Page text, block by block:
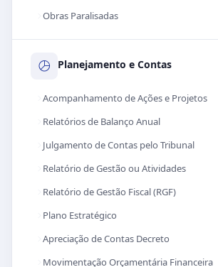
Obras Paralisadas
Planejamento e Contas
Acompanhamento de Ações e Projetos
Relatórios de Balanço Anual
Julgamento de Contas pelo Tribunal
Relatório de Gestão ou Atividades
Relatório de Gestão Fiscal (RGF)
Plano Estratégico
Apreciação de Contas Decreto
Movimentação Orçamentária Financeira